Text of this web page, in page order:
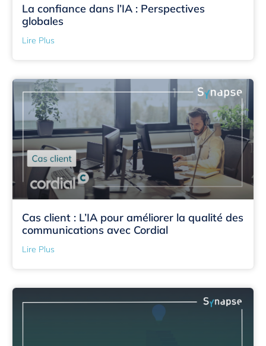
La confiance dans l’IA : Perspectives
globales
Lire Plus
Cas client : L’IA pour améliorer la qualité des
communications avec Cordial
Lire Plus